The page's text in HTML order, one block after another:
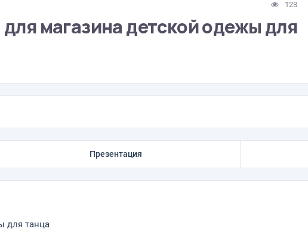
123
магазина детской одежы для
Презентация
для танца